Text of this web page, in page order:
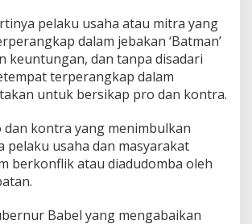
pelaku usaha atau mitra yang
dalam jebakan ‘Batman’
keuntungan, dan tanpa disadari
terperangkap dalam
untuk bersikap pro dan kontra.
dan kontra yang menimbulkan
pelaku usaha dan masyarakat
berkonflik atau diadudomba oleh
Babel yang mengabaikan